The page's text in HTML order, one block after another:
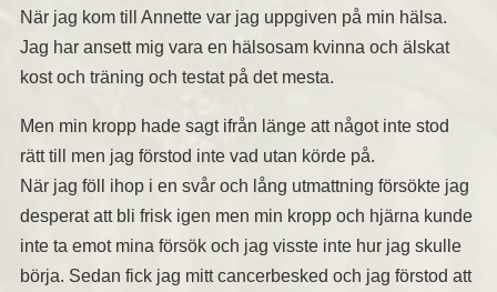
När jag kom till Annette var jag uppgiven på min hälsa.
Jag har ansett mig vara en hälsosam kvinna och älskat
kost och träning och testat på det mesta.
Men min kropp hade sagt ifrån länge att något inte stod
rätt till men jag förstod inte vad utan körde på.
När jag föll ihop i en svår och lång utmattning försökte jag
desperat att bli frisk igen men min kropp och hjärna kunde
inte ta emot mina försök och jag visste inte hur jag skulle
börja. Sedan fick jag mitt cancerbesked och jag förstod att